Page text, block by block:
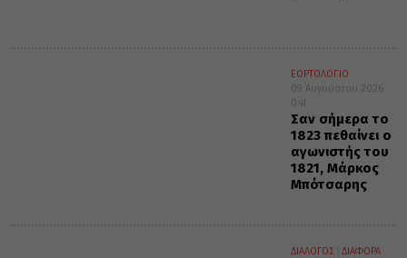
ΕΟΡΤΟΛΟΓΙΟ
09 Αυγούστου 2026
0:41
Σαν σήμερα το
1823 πεθαίνει ο
αγωνιστής του
1821, Μάρκος
Μπότσαρης
ΔΙΑΛΟΓΟΣ
ΔΙΑΦΟΡΑ